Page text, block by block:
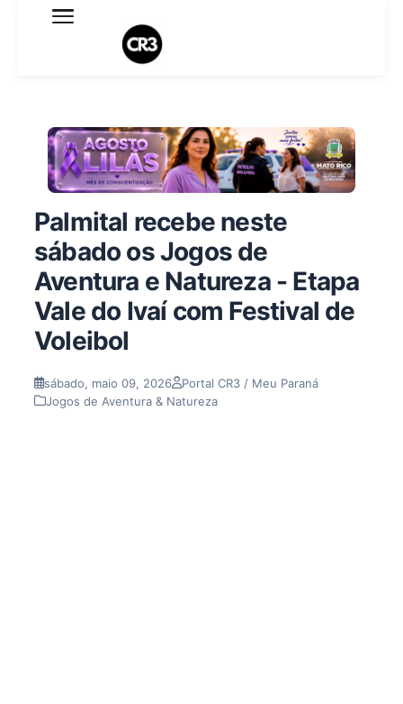
Expediente
Termo de Uso
Sobre o blog
Palmital recebe neste
sábado os Jogos de
Aventura e Natureza - Etapa
Vale do Ivaí com Festival de
Voleibol
sábado, maio 09, 2026
Portal CR3 / Meu Paraná
Jogos de Aventura & Natureza